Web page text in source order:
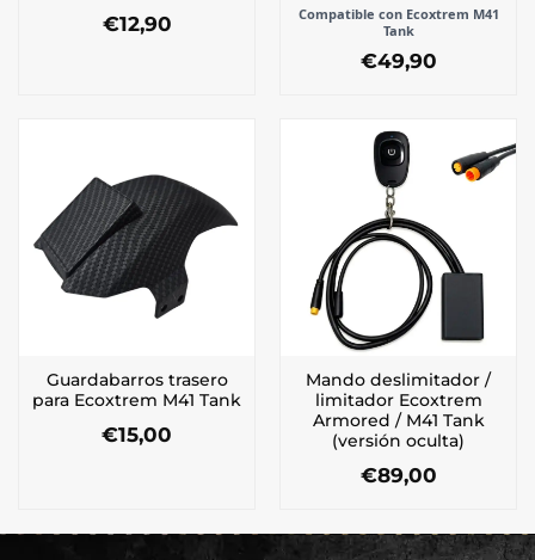
€12,90
Compatible con Ecoxtrem M41
Tank
€49,90
Guardabarros trasero
para Ecoxtrem M41 Tank
€15,00
Mando deslimitador /
limitador Ecoxtrem
Armored / M41 Tank
(versión oculta)
€89,00